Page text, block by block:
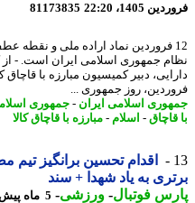
1405، 22:20
81173835
فروردین نماد اراده ملی و نقطه عطفی
جمهوری اسلامی ایران است. - از کرج،
روز جمهوری ...
اسلامی ایران - جمهوری اسلامی-
-اسلام-مبارزه با قاچاق کالا
اقدام تحسین برانگیز تیم
به یاد شهدا + سند
فوتبال-ورزشی-